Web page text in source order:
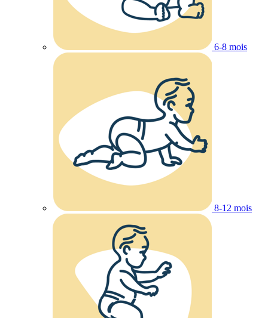
6-8 mois
8-12 mois